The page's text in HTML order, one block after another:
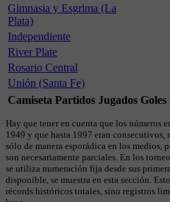
Gimnasia y Esgrima (La
Plata)
Independiente
River Plate
Rosario Central
Unión (Santa Fe)
Camiseta Partidos Jugados
Hay que tener en cuenta que los números
1949 y que hasta 1997 eran
sólo de manera esporádica en los medios,
son necesariamente parciales. En los
se utiliza numeración fija desde sus
disponible, se muestra en esta sección.
récords históricos totales, sino registros